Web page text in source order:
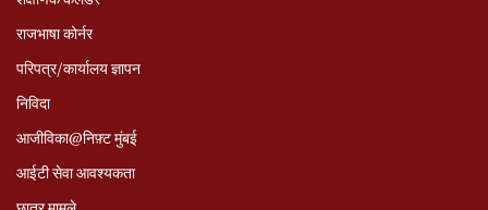
राजभाषा कोर्नर
परिपत्र/कार्यालय ज्ञापन
निविदा
आजीविका@निफ़्ट मुंबई
आईटी सेवा आवश्यकता